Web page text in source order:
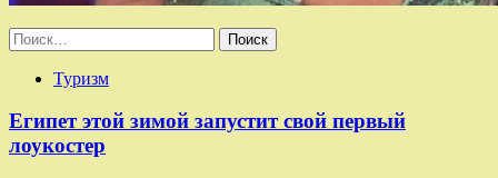
Найти:
Туризм
Египет этой зимой запустит свой первый
лоукостер